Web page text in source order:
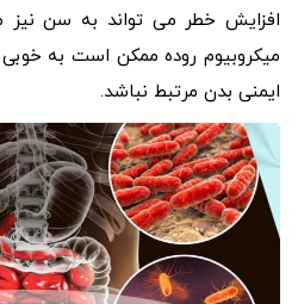
افزایش خطر می تواند به سن نیز
میکروبیوم روده ممکن است به
ایمنی بدن مرتبط نباشد.